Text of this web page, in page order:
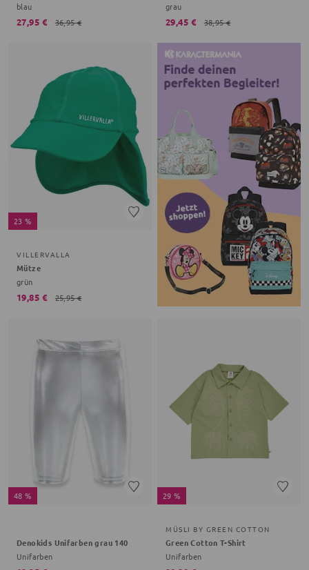
blau
27,95 € 36,95 €
grau
29,45 € 38,95 €
23 %
VILLERVALLA
Mütze
grün
19,85 € 25,95 €
48 %
Denokids Unifarben grau 140
Unifarben
29 %
MÜSLI BY GREEN COTTON
Green Cotton T-Shirt
Unifarben